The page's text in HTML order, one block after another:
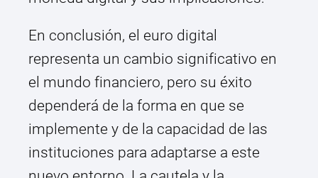
En conclusión, el euro digital
representa un cambio significativo en
el mundo financiero, pero su éxito
dependerá de la forma en que se
implemente y de la capacidad de las
instituciones para adaptarse a este